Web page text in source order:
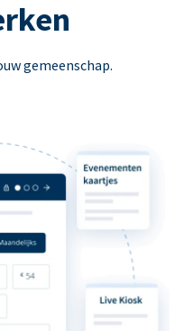
gemeenschap.